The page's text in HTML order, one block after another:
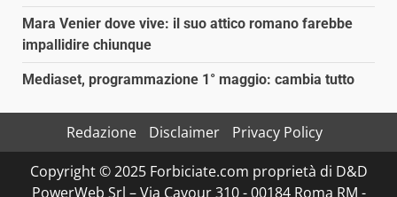
Mara Venier dove vive: il suo attico romano farebbe
impallidire chiunque
Mediaset, programmazione 1° maggio: cambia tutto
Redazione Disclaimer
Privacy Policy
Copyright © 2025 Forbiciate.com proprietà di D&D
PowerWeb Srl – Via Cavour 310 - 00184 Roma RM -